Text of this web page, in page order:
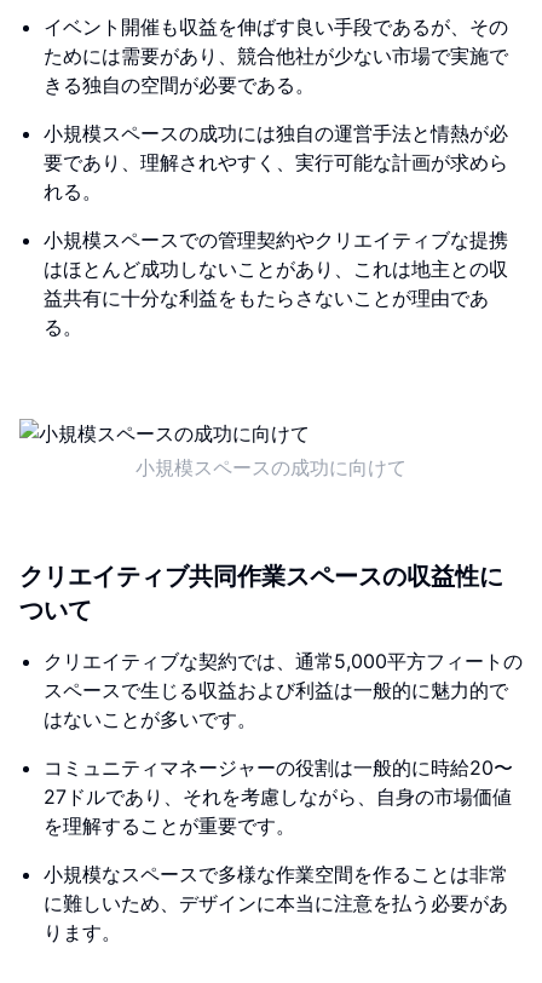
イベント開催も収益を伸ばす良い手段であるが、その
ためには需要があり、競合他社が少ない市場で実施で
きる独自の空間が必要である。
小規模スペースの成功には独自の運営手法と情熱が必
要であり、理解されやすく、実行可能な計画が求めら
れる。
小規模スペースでの管理契約やクリエイティブな提携
はほとんど成功しないことがあり、これは地主との収
益共有に十分な利益をもたらさないことが理由であ
る。
小規模スペースの成功に向けて
クリエイティブ共同作業スペースの収益性に
ついて
クリエイティブな契約では、通常5,000平方フィートの
スペースで生じる収益および利益は一般的に魅力的で
はないことが多いです。
コミュニティマネージャーの役割は一般的に時給20〜
27ドルであり、それを考慮しながら、自身の市場価値
を理解することが重要です。
小規模なスペースで多様な作業空間を作ることは非常
に難しいため、デザインに本当に注意を払う必要があ
ります。